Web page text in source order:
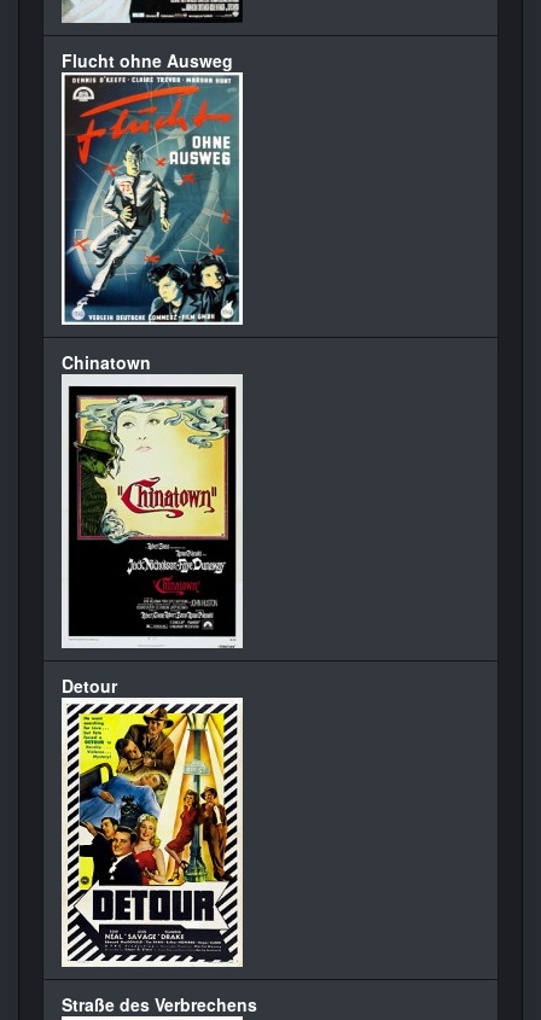
Flucht ohne Ausweg
Chinatown
Detour
Straße des Verbrechens